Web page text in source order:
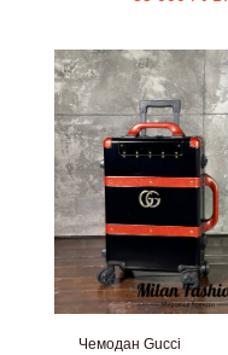
Чемодан Gucci